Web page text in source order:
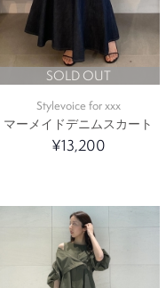
SOLD OUT
Stylevoice for xxx
マーメイドデニムスカート
¥13,200